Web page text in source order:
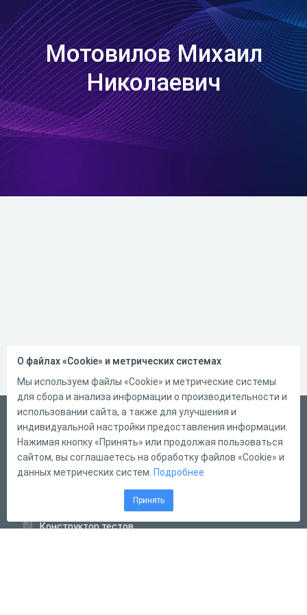
Мотовилов Михаил
Николаевич
Русский
Справка
Форма обратной связи
Конструктор тестов
О файлах «Cookie» и метрических системах
Мы используем файлы «Cookie» и метрические системы
для сбора и анализа информации о производительности и
использовании сайта, а также для улучшения и
индивидуальной настройки предоставления информации.
Нажимая кнопку «Принять» или продолжая пользоваться
сайтом, вы соглашаетесь на обработку файлов «Cookie» и
данных метрических систем. Подробнее
Принять